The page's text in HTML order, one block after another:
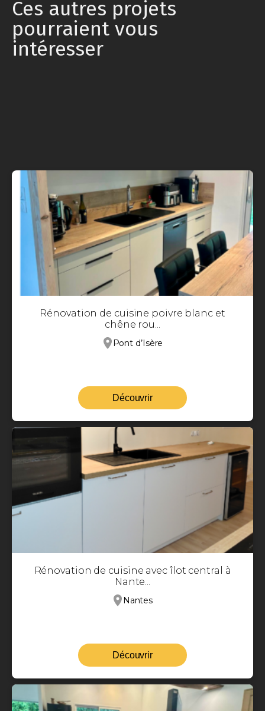
Ces autres projets
pourraient vous
intéresser
Rénovation de cuisine poivre blanc et
chêne rou...
Pont d’Isère
Découvrir
Rénovation de cuisine avec îlot central à
Nante...
Nantes
Découvrir